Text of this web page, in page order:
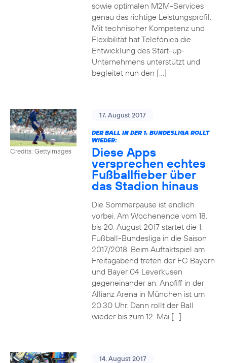
sowie optimalen M2M-Services
genau das richtige Leistungsprofil.
Mit technischer Kompetenz und
Flexibilität hat Telefónica die
Entwicklung des Start-up-
Unternehmens unterstützt und
begleitet nun den […]
Credits: Gettyimages
17. August 2017
DER BALL IN DER 1. BUNDESLIGA ROLLT
WIEDER:
Diese Apps
versprechen echtes
Fußballfieber über
das Stadion hinaus
Die Sommerpause ist endlich
vorbei. Am Wochenende vom 18.
bis 20. August 2017 startet die 1.
Fußball-Bundesliga in die Saison
2017/2018. Beim Auftaktspiel am
Freitagabend treten der FC Bayern
und Bayer 04 Leverkusen
gegeneinander an. Anpfiff in der
Allianz Arena in München ist um
20.30 Uhr. Dann rollt der Ball
wieder bis zum 12. Mai […]
14. August 2017